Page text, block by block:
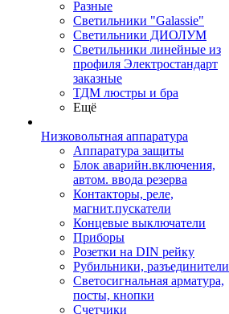
Разные
Светильники "Galassie"
Светильники ДИОЛУМ
Светильники линейные из
профиля Электростандарт
заказные
ТДМ люстры и бра
Ещё
Низковольтная аппаратура
Аппаратура защиты
Блок аварийн.включения,
автом. ввода резерва
Контакторы, реле,
магнит.пускатели
Концевые выключатели
Приборы
Розетки на DIN рейку
Рубильники, разъединители
Светосигнальная арматура,
посты, кнопки
Счетчики